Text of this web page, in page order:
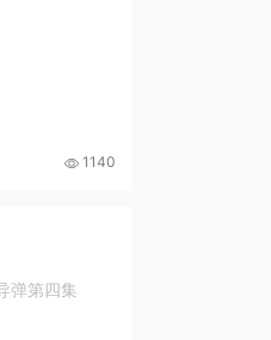
1140
弹第四集